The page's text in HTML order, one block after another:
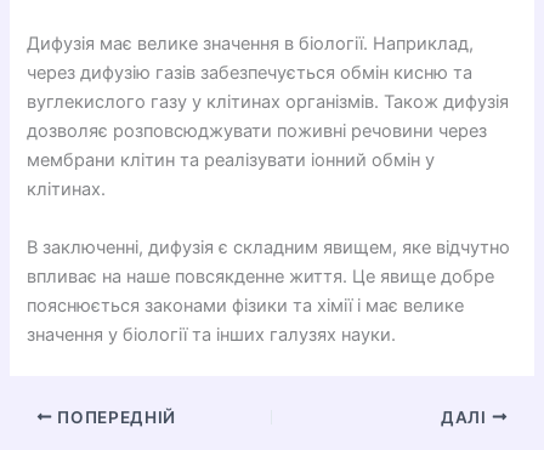
Дифузія має велике значення в біології. Наприклад,
через дифузію газів забезпечується обмін кисню та
вуглекислого газу у клітинах організмів. Також дифузія
дозволяє розповсюджувати поживні речовини через
мембрани клітин та реалізувати іонний обмін у
клітинах.
В заключенні, дифузія є складним явищем, яке відчутно
впливає на наше повсякденне життя. Це явище добре
пояснюється законами фізики та хімії і має велике
значення у біології та інших галузях науки.
ПОПЕРЕДНІЙ ДАЛІ